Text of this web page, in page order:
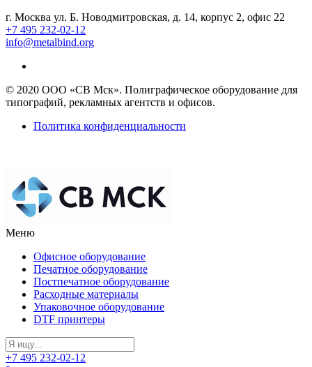
г. Москва ул. Б. Новодмитровская, д. 14, корпус 2, офис 22
+7 495 232-02-12
info@metalbind.org
© 2020 ООО «СВ Мск». Полиграфическое оборудование для
типографий, рекламных агентств и офисов.
Политика конфиденциальности
Меню
Офисное оборудование
Печатное оборудование
Постпечатное оборудование
Расходные материалы
Упаковочное оборудование
DTF принтеры
+7 495 232-02-12